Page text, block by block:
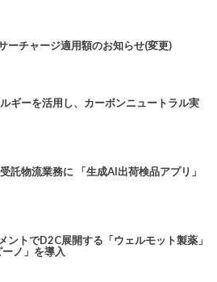
チャージ適用額のお知らせ(変更)
ギーを活用し、カーボンニュートラル実
託物流業務に 「生成AI出荷検品アプリ」
ントでD2C展開する「ウェルモット製薬」
ノ」を導入